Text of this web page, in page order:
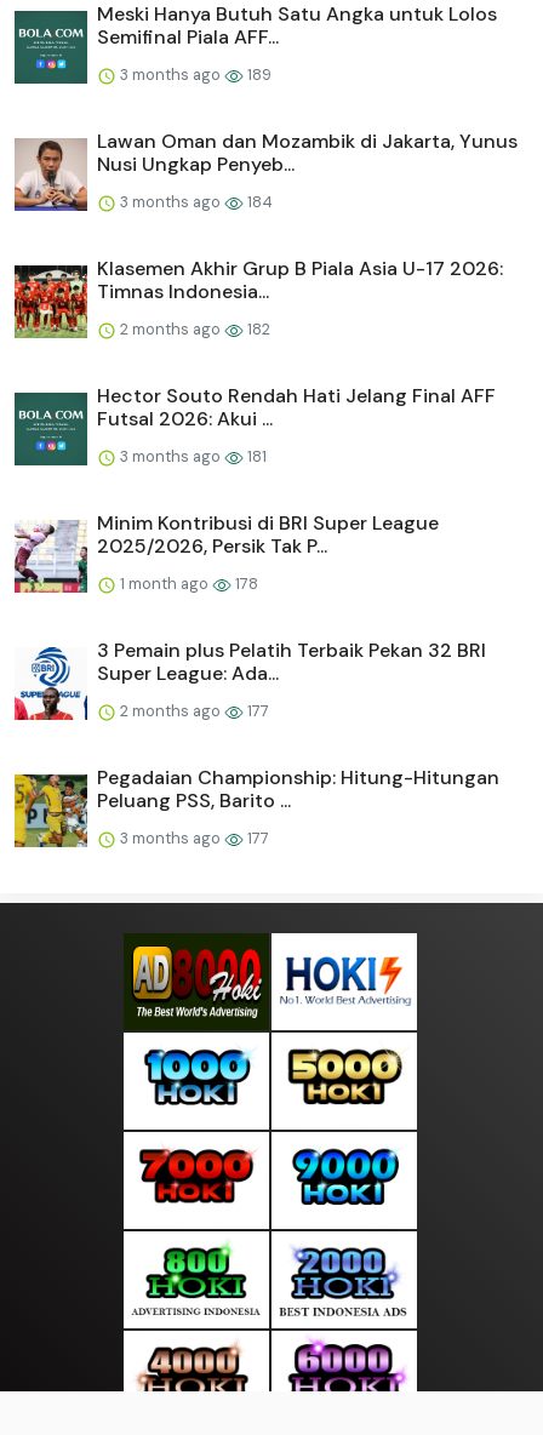
Meski Hanya Butuh Satu Angka untuk Lolos
Semifinal Piala AFF...
3 months ago 189
Lawan Oman dan Mozambik di Jakarta, Yunus
Nusi Ungkap Penyeb...
3 months ago 184
Klasemen Akhir Grup B Piala Asia U-17 2026:
Timnas Indonesia...
2 months ago 182
Hector Souto Rendah Hati Jelang Final AFF
Futsal 2026: Akui ...
3 months ago 181
Minim Kontribusi di BRI Super League
2025/2026, Persik Tak P...
1 month ago 178
3 Pemain plus Pelatih Terbaik Pekan 32 BRI
Super League: Ada...
2 months ago 177
Pegadaian Championship: Hitung-Hitungan
Peluang PSS, Barito ...
3 months ago 177